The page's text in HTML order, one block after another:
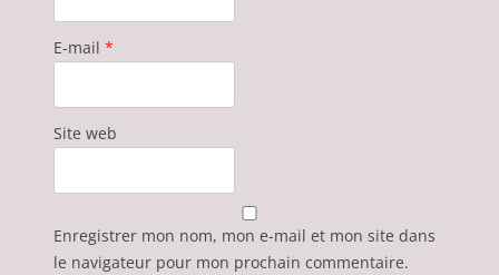
E-mail *
Site web
Enregistrer mon nom, mon e-mail et mon site dans
le navigateur pour mon prochain commentaire.